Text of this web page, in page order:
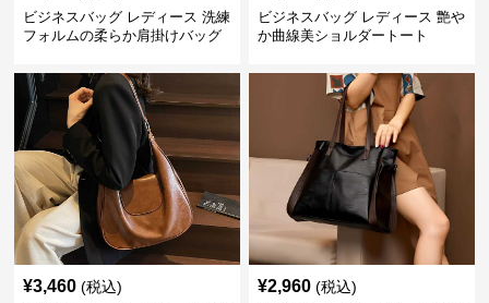
ビジネスバッグ レディース 洗練
フォルムの柔らか肩掛けバッグ
ビジネスバッグ レディース 艶や
か曲線美ショルダートート
¥3,460 (税込) ¥2,960 (税込)